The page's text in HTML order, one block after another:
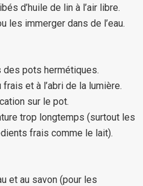
d’huile de lin à l’air libre.
les immerger dans de l’eau.
des pots hermétiques.
et à l’abri de la lumière.
sur le pot.
trop longtemps (surtout les
frais comme le lait).
et au savon (pour les